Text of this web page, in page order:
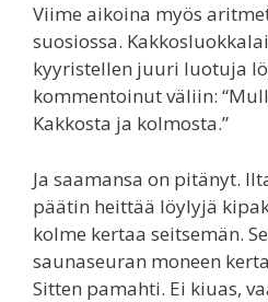
Viime aikoina myös
suosiossa.
kyyristellen juuri luotuja
kommentoinut väliin:
Kakkosta ja kolmosta.”
Ja saamansa on pitänyt.
päätin heittää löylyjä
kolme kertaa seitsemän.
saunaseuran moneen
Sitten pamahti. Ei kiuas,